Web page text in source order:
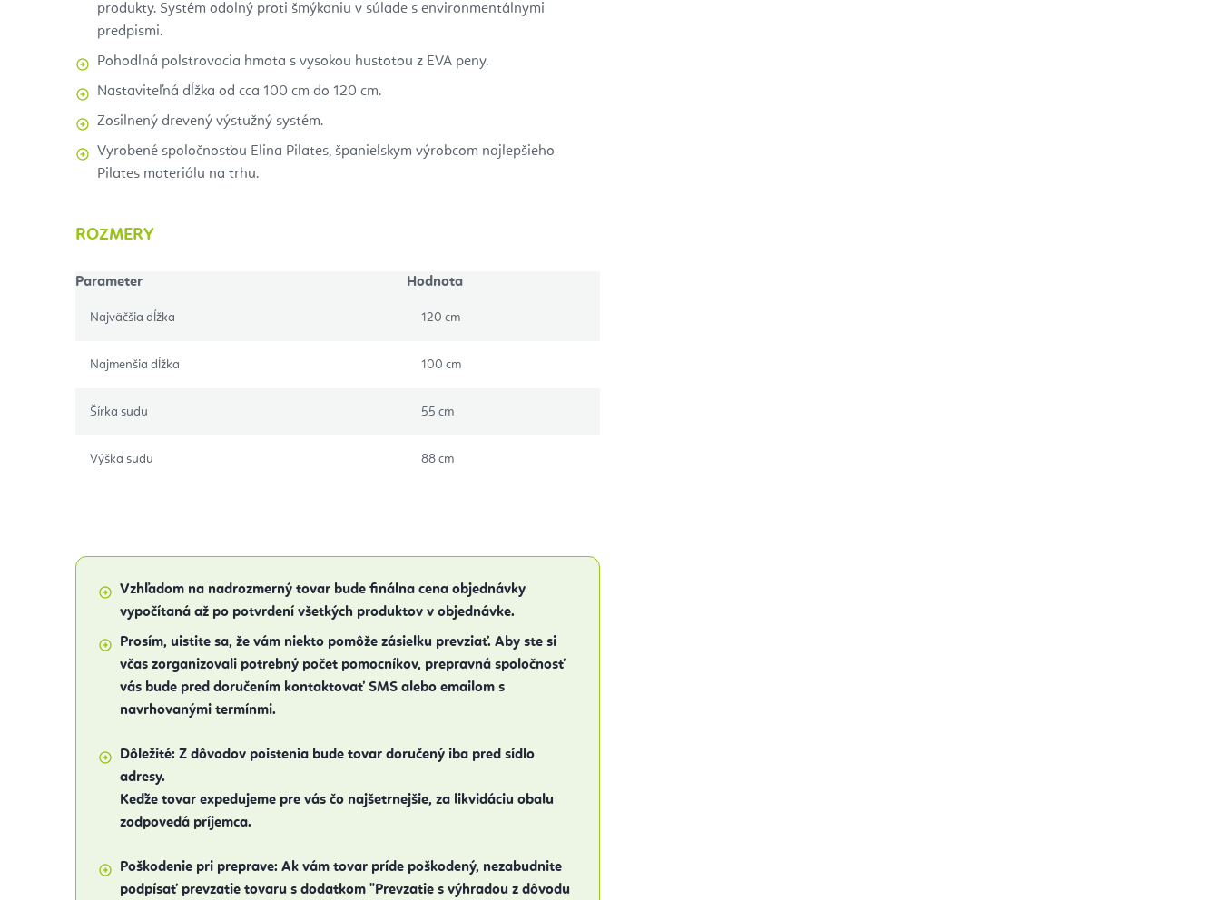
produkty. Systém odolný proti šmýkaniu v súlade s environmentálnymi
predpismi.
Pohodlná polstrovacia hmota s vysokou hustotou z EVA peny.
Nastaviteľná dĺžka od cca 100 cm do 120 cm.
Zosilnený drevený výstužný systém.
Vyrobené spoločnosťou Elina Pilates, španielskym výrobcom najlepšieho
Pilates materiálu na trhu.
ROZMERY
Parameter Hodnota
Najväčšia dĺžka 120 cm
Najmenšia dĺžka 100 cm
Šírka sudu 55 cm
Výška sudu 88 cm
Vzhľadom na nadrozmerný tovar bude finálna cena objednávky
vypočítaná až po potvrdení všetkých produktov v objednávke.
Prosím, uistite sa, že vám niekto pomôže zásielku prevziať. Aby ste si
včas zorganizovali potrebný počet pomocníkov, prepravná spoločnosť
vás bude pred doručením kontaktovať SMS alebo emailom s
navrhovanými termínmi.
Dôležité: Z dôvodov poistenia bude tovar doručený iba pred sídlo
adresy.
Keďže tovar expedujeme pre vás čo najšetrnejšie, za likvidáciu obalu
zodpovedá príjemca.
Poškodenie pri preprave: Ak vám tovar príde poškodený, nezabudnite
podpísať prevzatie tovaru s dodatkom "Prevzatie s výhradou z dôvodu